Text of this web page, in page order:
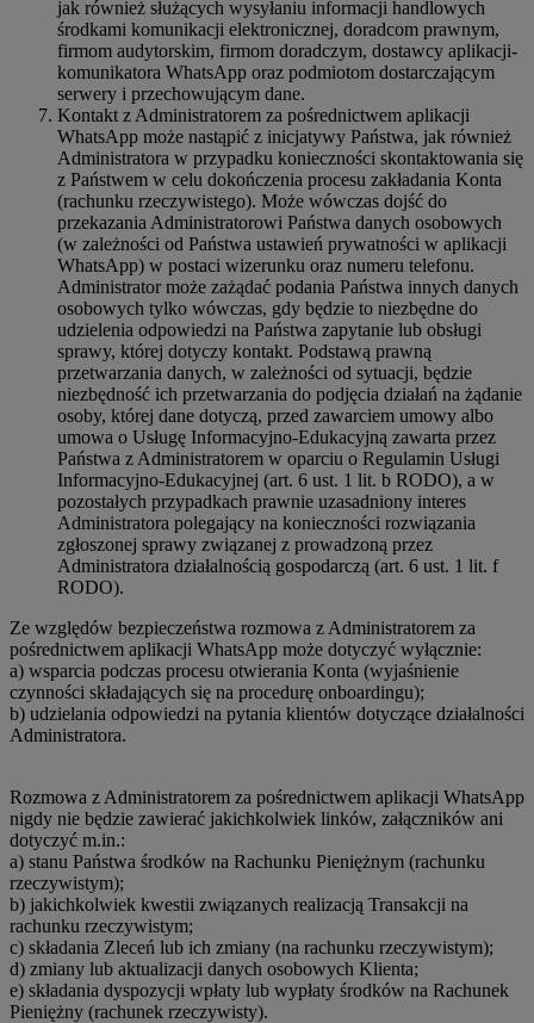
jak również służących wysyłaniu informacji handlowych
środkami komunikacji elektronicznej, doradcom prawnym,
firmom audytorskim, firmom doradczym, dostawcy aplikacji-
komunikatora WhatsApp oraz podmiotom dostarczającym
serwery i przechowującym dane.
Kontakt z Administratorem za pośrednictwem aplikacji
WhatsApp może nastąpić z inicjatywy Państwa, jak również
Administratora w przypadku konieczności skontaktowania się
z Państwem w celu dokończenia procesu zakładania Konta
(rachunku rzeczywistego). Może wówczas dojść do
przekazania Administratorowi Państwa danych osobowych
(w zależności od Państwa ustawień prywatności w aplikacji
WhatsApp) w postaci wizerunku oraz numeru telefonu.
Administrator może zażądać podania Państwa innych danych
osobowych tylko wówczas, gdy będzie to niezbędne do
udzielenia odpowiedzi na Państwa zapytanie lub obsługi
sprawy, której dotyczy kontakt. Podstawą prawną
przetwarzania danych, w zależności od sytuacji, będzie
niezbędność ich przetwarzania do podjęcia działań na żądanie
osoby, której dane dotyczą, przed zawarciem umowy albo
umowa o Usługę Informacyjno-Edukacyjną zawarta przez
Państwa z Administratorem w oparciu o Regulamin Usługi
Informacyjno-Edukacyjnej (art. 6 ust. 1 lit. b RODO), a w
pozostałych przypadkach prawnie uzasadniony interes
Administratora polegający na konieczności rozwiązania
zgłoszonej sprawy związanej z prowadzoną przez
Administratora działalnością gospodarczą (art. 6 ust. 1 lit. f
RODO).
Ze względów bezpieczeństwa rozmowa z Administratorem za
pośrednictwem aplikacji WhatsApp może dotyczyć wyłącznie:
a) wsparcia podczas procesu otwierania Konta (wyjaśnienie
czynności składających się na procedurę onboardingu);
b) udzielania odpowiedzi na pytania klientów dotyczące działalności
Administratora.
Rozmowa z Administratorem za pośrednictwem aplikacji WhatsApp
nigdy nie będzie zawierać jakichkolwiek linków, załączników ani
dotyczyć m.in.:
a) stanu Państwa środków na Rachunku Pieniężnym (rachunku
rzeczywistym);
b) jakichkolwiek kwestii związanych realizacją Transakcji na
rachunku rzeczywistym;
c) składania Zleceń lub ich zmiany (na rachunku rzeczywistym);
d) zmiany lub aktualizacji danych osobowych Klienta;
e) składania dyspozycji wpłaty lub wypłaty środków na Rachunek
Pieniężny (rachunek rzeczywisty).